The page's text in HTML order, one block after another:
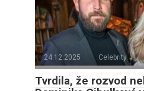
24.12.2025 Celebrity
Tvrdila, že rozvod